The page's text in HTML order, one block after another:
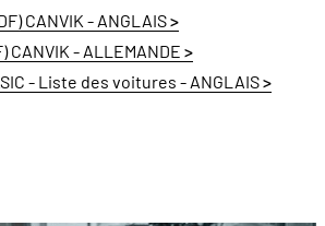
CANVIK - ANGLAIS>
CANVIK - ALLEMANDE >
- Liste des voitures - ANGLAIS>